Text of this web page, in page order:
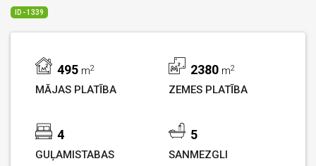
ID - 1339
495 m2
MĀJAS PLATĪBA
2380 m2
ZEMES PLATĪBA
4
GUĻAMISTABAS
5
SANMEZGLI